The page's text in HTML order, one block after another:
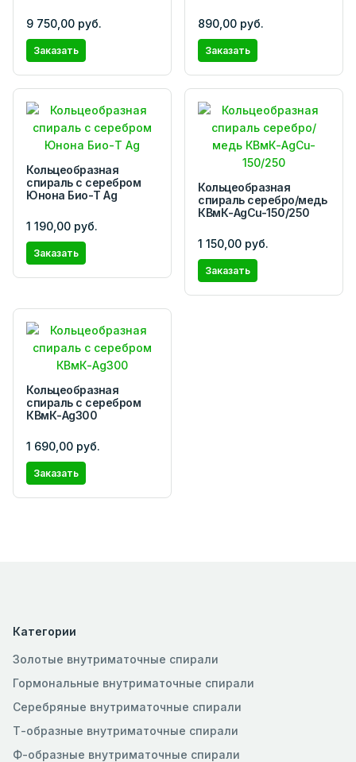
9 750,00 руб.
Заказать
890,00 руб.
Заказать
Кольцеобразная
спираль с серебром
Юнона Био-Т Ag
1 190,00 руб.
Заказать
Кольцеобразная
спираль серебро/медь
КВмК-AgCu-150/250
1 150,00 руб.
Заказать
Кольцеобразная
спираль с серебром
КВмК-Ag300
1 690,00 руб.
Заказать
Категории
Золотые внутриматочные спирали
Гормональные внутриматочные спирали
Серебряные внутриматочные спирали
Т-образные внутриматочные спирали
Ф-образные внутриматочные спирали